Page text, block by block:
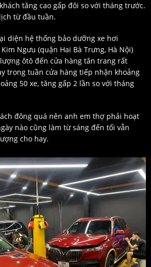
tăng cao gấp đôi so với tháng trước.
từ đầu tuần.
diện hệ thống bảo dưỡng xe hơi
Ngưu (quận Hai Bà Trưng, Hà Nội)
ôtô đến cửa hàng tân trang rất
trong tuần cửa hàng tiếp nhận khoảng
50 xe, tăng gấp 2 lần so với tháng
đông quá nên anh em thợ phải hoạt
nào cũng làm từ sáng đến tối vẫn
cho hay.